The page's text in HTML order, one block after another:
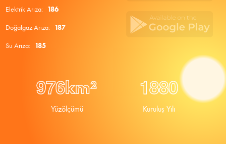
Elektrik Arıza: 186
Doğalgaz Arıza: 187
Su Arıza: 185
976km²
Yüzölçümü
1880
Kuruluş Yılı